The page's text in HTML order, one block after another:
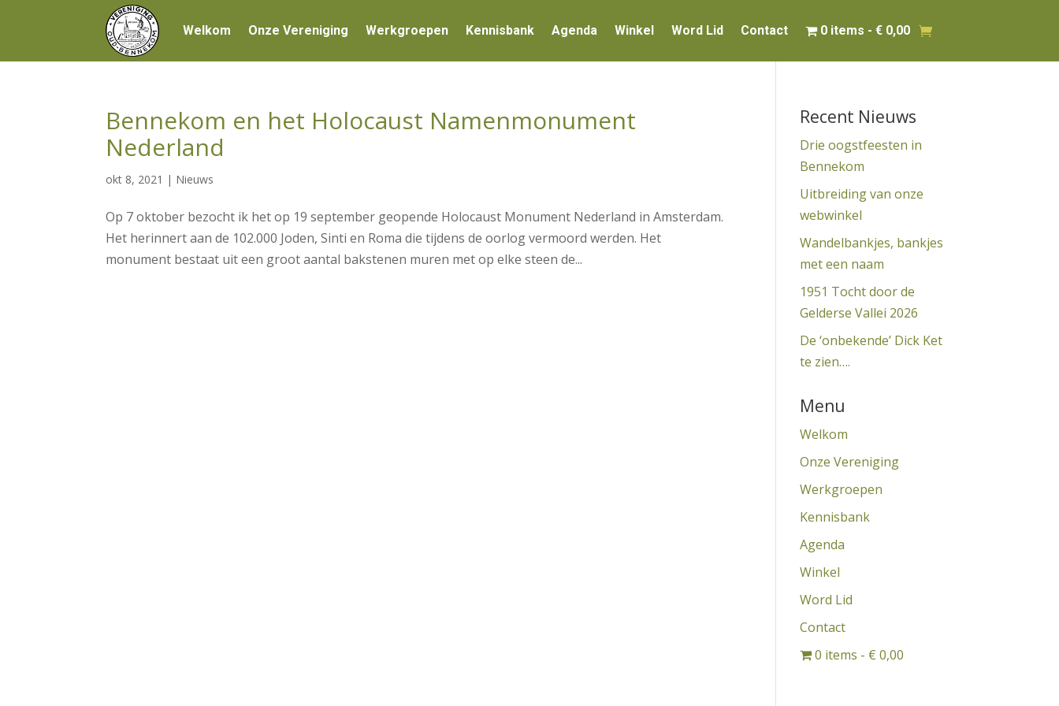
Welkom Onze Vereniging Werkgroepen Kennisbank Agenda Winkel Word Lid Contact 0 items € 0,00
Bennekom en het Holocaust Namenmonument
Nederland
okt 8, 2021 | Nieuws
Op 7 oktober bezocht ik het op 19 september geopende Holocaust Monument Nederland in Amsterdam.
Het herinnert aan de 102.000 Joden, Sinti en Roma die tijdens de oorlog vermoord werden. Het
monument bestaat uit een groot aantal bakstenen muren met op elke steen de...
Recent Nieuws
Drie oogstfeesten in
Bennekom
Uitbreiding van onze
webwinkel
Wandelbankjes, bankjes
met een naam
1951 Tocht door de
Gelderse Vallei 2026
De ‘onbekende’ Dick Ket
te zien….
Menu
Welkom
Onze Vereniging
Werkgroepen
Kennisbank
Agenda
Winkel
Word Lid
Contact
0 items
€ 0,00